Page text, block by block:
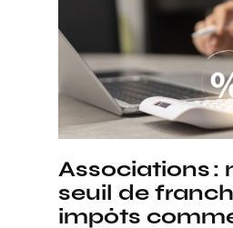
Associations :
seuil de
impôts